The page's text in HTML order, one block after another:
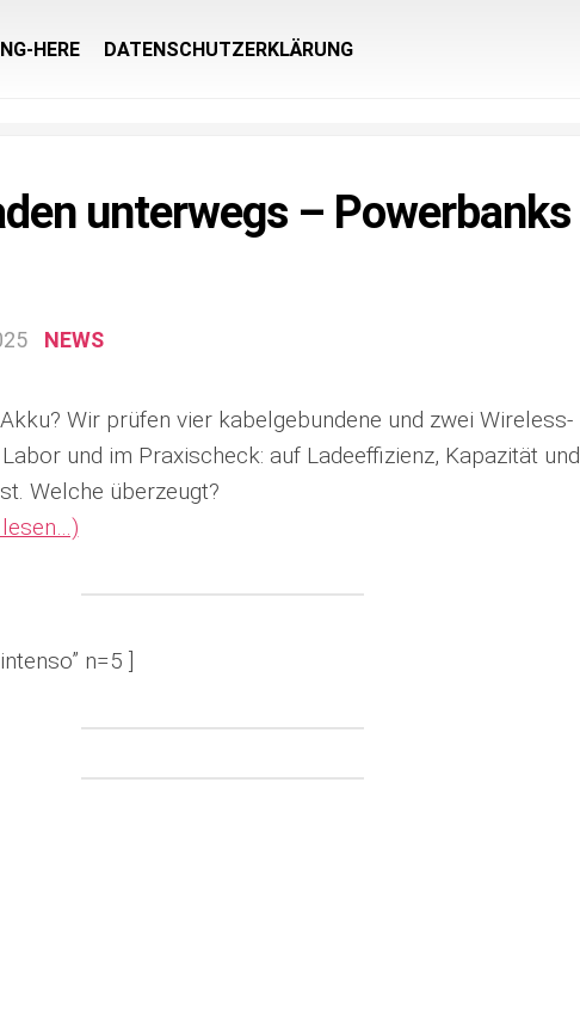
HERE DATENSCHUTZERKLÄRUNG
unterwegs – Powerbanks
NEWS
Wir prüfen vier kabelgebundene und zwei Wireless-
und im Praxischeck: auf Ladeeffizienz, Kapazität und
Welche überzeugt?
n=5 ]